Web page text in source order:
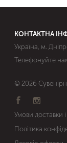
КОНТАКТНА
Україна, м.
Телефонуйте
© 2026
Умови доставки
Політика